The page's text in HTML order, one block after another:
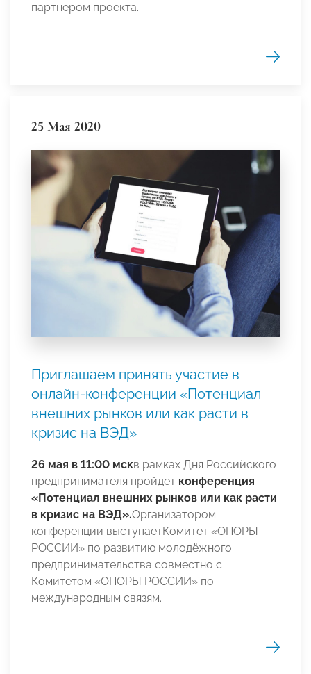
партнером проекта.
25 Мая 2020
Приглашаем принять участие в
онлайн-конференции «Потенциал
внешних рынков или как расти в
кризис на ВЭД»
26 мая в 11:00 мскв рамках Дня Российского
предпринимателя пройдет конференция
«Потенциал внешних рынков или как расти
в кризис на ВЭД».Организатором
конференции выступаетКомитет «ОПОРЫ
РОССИИ» по развитию молодёжного
предпринимательства совместно с
Комитетом «ОПОРЫ РОССИИ» по
международным связям.